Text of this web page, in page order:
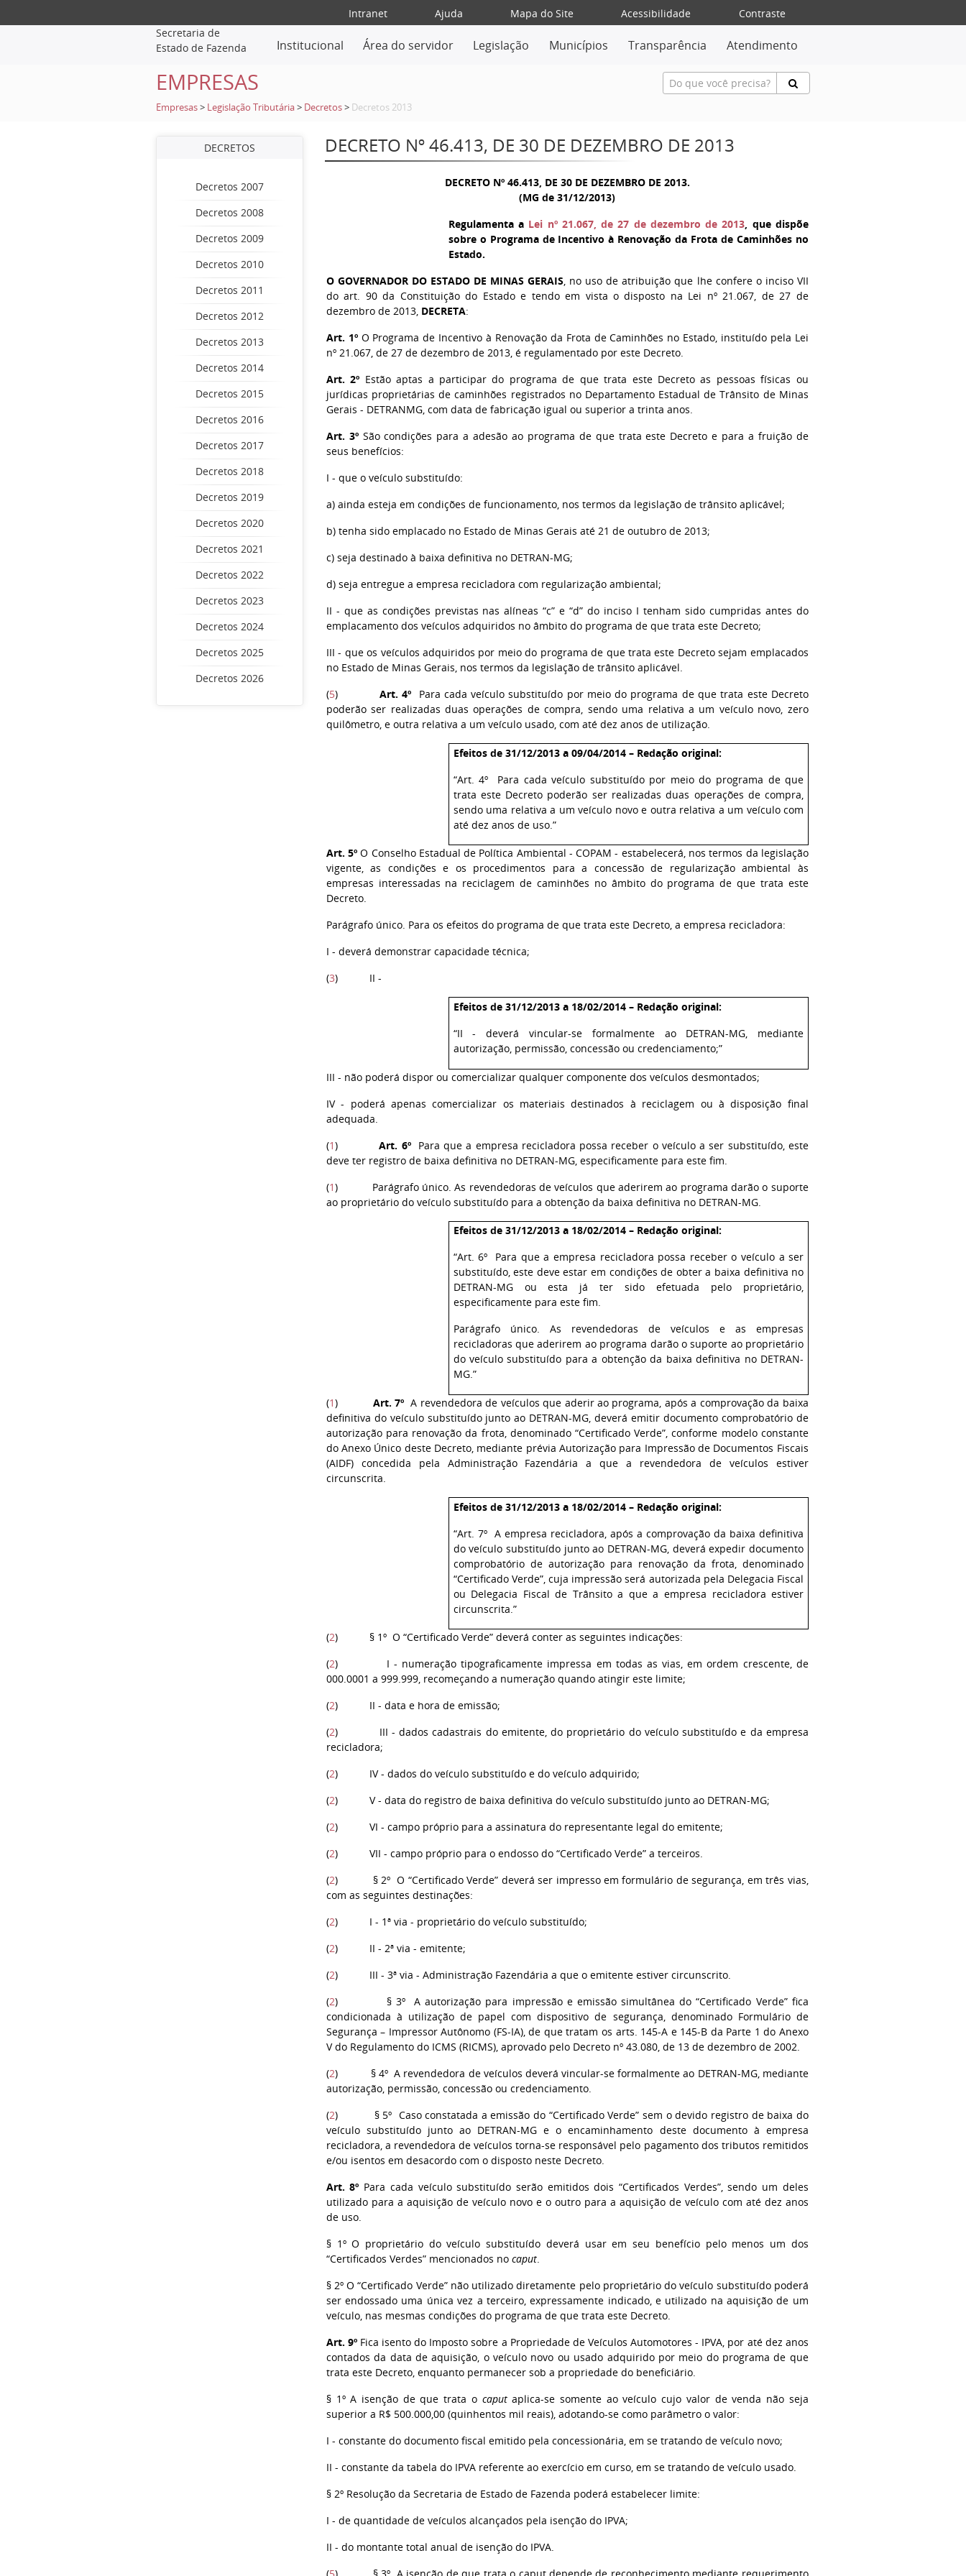
Intranet Ajuda Mapa do Site Acessibilidade
Contraste
Secretaria de
Estado de Fazenda
Institucional Área do servidor Legislação Municípios Transparência Atendimento
EMPRESAS
Empresas > Legislação Tributária > Decretos > Decretos 2013
DECRETOS
Decretos 2007
Decretos 2008
Decretos 2009
Decretos 2010
Decretos 2011
Decretos 2012
Decretos 2013
Decretos 2014
Decretos 2015
Decretos 2016
Decretos 2017
Decretos 2018
Decretos 2019
Decretos 2020
Decretos 2021
Decretos 2022
Decretos 2023
Decretos 2024
Decretos 2025
Decretos 2026
DECRETO Nº 46.413, DE 30 DE DEZEMBRO DE 2013
DECRETO Nº 46.413, DE 30 DE DEZEMBRO DE 2013.
(MG de 31/12/2013)
Regulamenta a Lei nº 21.067, de 27 de dezembro de 2013, que dispõe
sobre o Programa de Incentivo à Renovação da Frota de Caminhões no
Estado.
O GOVERNADOR DO ESTADO DE MINAS GERAIS, no uso de atribuição que lhe confere o inciso VII
do art. 90 da Constituição do Estado e tendo em vista o disposto na Lei nº 21.067, de 27 de
dezembro de 2013, DECRETA:
Art. 1ºO Programa de Incentivo à Renovação da Frota de Caminhões no Estado, instituído pela Lei
nº 21.067, de 27 de dezembro de 2013, é regulamentado por este Decreto.
Art. 2º Estão aptas a participar do programa de que trata este Decreto as pessoas físicas ou
jurídicas proprietárias de caminhões registrados no Departamento Estadual de Trânsito de Minas
Gerais - DETRANMG, com data de fabricação igual ou superior a trinta anos.
Art. 3ºSão condições para a adesão ao programa de que trata este Decreto e para a fruição de
seus benefícios:
I - que o veículo substituído:
a) ainda esteja em condições de funcionamento, nos termos da legislação de trânsito aplicável;
b) tenha sido emplacado no Estado de Minas Gerais até 21 de outubro de 2013;
c) seja destinado à baixa definitiva no DETRAN-MG;
d) seja entregue a empresa recicladora com regularização ambiental;
II - que as condições previstas nas alíneas “c” e “d” do inciso I tenham sido cumpridas antes do
emplacamento dos veículos adquiridos no âmbito do programa de que trata este Decreto;
III - que os veículos adquiridos por meio do programa de que trata este Decreto sejam emplacados
no Estado de Minas Gerais, nos termos da legislação de trânsito aplicável.
(5)Art. 4º Para cada veículo substituído por meio do programa de que trata este Decreto
poderão ser realizadas duas operações de compra, sendo uma relativa a um veículo novo, zero
quilômetro, e outra relativa a um veículo usado, com até dez anos de utilização.
Efeitos de 31/12/2013 a 09/04/2014 – Redação original:
“Art. 4º Para cada veículo substituído por meio do programa de que
trata este Decreto poderão ser realizadas duas operações de compra,
sendo uma relativa a um veículo novo e outra relativa a um veículo com
até dez anos de uso.”
Art. 5º O Conselho Estadual de Política Ambiental - COPAM - estabelecerá, nos termos da legislação
vigente, as condições e os procedimentos para a concessão de regularização ambiental às
empresas interessadas na reciclagem de caminhões no âmbito do programa de que trata este
Decreto.
Parágrafo único. Para os efeitos do programa de que trata este Decreto, a empresa recicladora:
I - deverá demonstrar capacidade técnica;
(3) II -
Efeitos de 31/12/2013 a 18/02/2014 – Redação original:
“II - deverá vincular-se formalmente ao DETRAN-MG, mediante
autorização, permissão, concessão ou credenciamento;”
III - não poderá dispor ou comercializar qualquer componente dos veículos desmontados;
IV - poderá apenas comercializar os materiais destinados à reciclagem ou à disposição final
adequada.
(1)Art. 6ºPara que a empresa recicladora possa receber o veículo a ser substituído, este
deve ter registro de baixa definitiva no DETRAN-MG, especificamente para este fim.
(1) Parágrafo único. As revendedoras de veículos que aderirem ao programa darão o suporte
ao proprietário do veículo substituído para a obtenção da baixa definitiva no DETRAN-MG.
Efeitos de 31/12/2013 a 18/02/2014 – Redação original:
“Art. 6º Para que a empresa recicladora possa receber o veículo a ser
substituído, este deve estar em condições de obter a baixa definitiva no
DETRAN-MG ou esta já ter sido efetuada pelo proprietário,
especificamente para este fim.
Parágrafo único. As revendedoras de veículos e as empresas
recicladoras que aderirem ao programa darão o suporte ao proprietário
do veículo substituído para a obtenção da baixa definitiva no DETRAN-
MG.”
(1) Art. 7º A revendedora de veículos que aderir ao programa, após a comprovação da baixa
definitiva do veículo substituído junto ao DETRAN-MG, deverá emitir documento comprobatório de
autorização para renovação da frota, denominado “Certificado Verde”, conforme modelo constante
do Anexo Único deste Decreto, mediante prévia Autorização para Impressão de Documentos Fiscais
(AIDF) concedida pela Administração Fazendária a que a revendedora de veículos estiver
circunscrita.
Efeitos de 31/12/2013 a 18/02/2014 – Redação original:
“Art. 7º A empresa recicladora, após a comprovação da baixa definitiva
do veículo substituído junto ao DETRAN-MG, deverá expedir documento
comprobatório de autorização para renovação da frota, denominado
“Certificado Verde”, cuja impressão será autorizada pela Delegacia Fiscal
ou Delegacia Fiscal de Trânsito a que a empresa recicladora estiver
circunscrita.”
(2) § 1º O “Certificado Verde” deverá conter as seguintes indicações:
(2) I - numeração tipograficamente impressa em todas as vias, em ordem crescente, de
000.0001 a 999.999, recomeçando a numeração quando atingir este limite;
(2) II - data e hora de emissão;
(2) III - dados cadastrais do emitente, do proprietário do veículo substituído e da empresa
recicladora;
(2) IV - dados do veículo substituído e do veículo adquirido;
(2) V - data do registro de baixa definitiva do veículo substituído junto ao DETRAN-MG;
(2) VI - campo próprio para a assinatura do representante legal do emitente;
(2) VII - campo próprio para o endosso do “Certificado Verde” a terceiros.
(2) § 2º O “Certificado Verde” deverá ser impresso em formulário de segurança, em três vias,
com as seguintes destinações:
(2) I - 1ª via - proprietário do veículo substituído;
(2) II - 2ª via - emitente;
(2) III - 3ª via - Administração Fazendária a que o emitente estiver circunscrito.
(2) § 3º A autorização para impressão e emissão simultânea do “Certificado Verde” fica
condicionada à utilização de papel com dispositivo de segurança, denominado Formulário de
Segurança – Impressor Autônomo (FS-IA), de que tratam os arts. 145-A e 145-B da Parte 1 do Anexo
V do Regulamento do ICMS (RICMS), aprovado pelo Decreto nº 43.080, de 13 de dezembro de 2002.
(2) § 4º A revendedora de veículos deverá vincular-se formalmente ao DETRAN-MG, mediante
autorização, permissão, concessão ou credenciamento.
(2) § 5º Caso constatada a emissão do “Certificado Verde” sem o devido registro de baixa do
veículo substituído junto ao DETRAN-MG e o encaminhamento deste documento à empresa
recicladora, a revendedora de veículos torna-se responsável pelo pagamento dos tributos remitidos
e/ou isentos em desacordo com o disposto neste Decreto.
Art. 8º Para cada veículo substituído serão emitidos dois “Certificados Verdes”, sendo um deles
utilizado para a aquisição de veículo novo e o outro para a aquisição de veículo com até dez anos
de uso.
§ 1º O proprietário do veículo substituído deverá usar em seu benefício pelo menos um dos
“Certificados Verdes” mencionados no caput.
§ 2º O “Certificado Verde” não utilizado diretamente pelo proprietário do veículo substituído poderá
ser endossado uma única vez a terceiro, expressamente indicado, e utilizado na aquisição de um
veículo, nas mesmas condições do programa de que trata este Decreto.
Art. 9ºFica isento do Imposto sobre a Propriedade de Veículos Automotores - IPVA, por até dez anos
contados da data de aquisição, o veículo novo ou usado adquirido por meio do programa de que
trata este Decreto, enquanto permanecer sob a propriedade do beneficiário.
§ 1º A isenção de que trata o caputaplica-se somente ao veículo cujo valor de venda não seja
superior a R$ 500.000,00 (quinhentos mil reais), adotando-se como parâmetro o valor:
I - constante do documento fiscal emitido pela concessionária, em se tratando de veículo novo;
II - constante da tabela do IPVA referente ao exercício em curso, em se tratando de veículo usado.
§ 2º Resolução da Secretaria de Estado de Fazenda poderá estabelecer limite:
I - de quantidade de veículos alcançados pela isenção do IPVA;
II - do montante total anual de isenção do IPVA.